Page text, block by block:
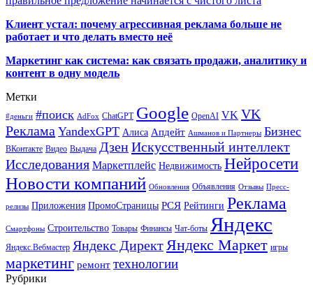
Клиент устал: почему агрессивная реклама больше не
работает и что делать вместо неё
Маркетинг как система: как связать продажи, аналитику и
контент в одну модель
Метки
#деньги #поиск AdFox ChatGPT Google OpenAI VK VK
Реклама YandexGPT Алиса Апдейт Ашманов и Партнеры Бизнес
ВКонтакте Видео Выдача ДзенИскусственный интеллект
Исследования Маркетплейс Недвижимость Нейросети
Новости компаний Обновления Объявления Отзывы Пресс-
релизы Приложения ПромоСтраницы РСЯ Рейтинги Реклама
Смартфоны Строительство Товары Финансы Чат-боты Яндекс
Яндекс.Вебмастер Яндекс Директ Яндекс Маркет игры
маркетинг ремонт технологии
Рубрики